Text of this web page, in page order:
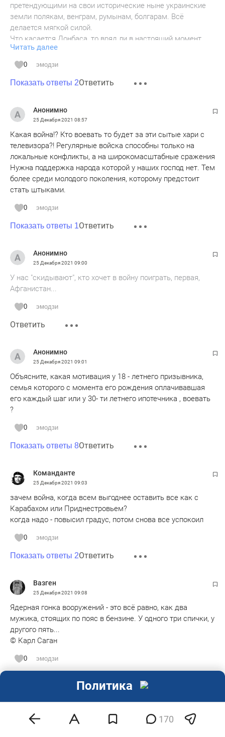
претендующими на свои исторические ныне украинские
земли полякам, венграм, румынам, болгарам. Всё
делается мягкой силой.
Что касается Донбаса, то вряд ли в настоящий момент
слабая, нищая, неполноценная кваззистрана Украина
решится на силовое вторжение. Во-первых они поняли, что
Россия давно обозначила, что в случае вторжения на
Читать далее
0 эмодзи
Показать ответы 2Ответить
Анонимно
25 Декабря 2021 08:57
Какая война!? Кто воевать то будет за эти сытые хари с
телевизора?! Регулярные войска способны только на
локальные конфликты, а на широкомасштабные сражения
Нужна поддержка народа которой у наших господ нет. Тем
более среди молодого поколения, которому предстоит
стать штыками.
0 эмодзи
Показать ответы 1Ответить
Анонимно
25 Декабря 2021 09:00
У нас "скидывают", кто хочет в войну поиграть, первая,
Афганистан...
0 эмодзи
Ответить
Анонимно
25 Декабря 2021 09:01
Объясните, какая мотивация у 18 - летнего призывника,
семья которого с момента его рождения оплачивавшая
его каждый шаг или у 30- ти летнего ипотечника , воевать
?
0 эмодзи
Показать ответы 8Ответить
Команданте
25 Декабря 2021 09:03
зачем война, когда всем выгоднее оставить все как с
Карабахом или Приднестровьем?
когда надо - повысил градус, потом снова все успокоил
0 эмодзи
Показать ответы 2Ответить
Вазген
25 Декабря 2021 09:08
Ядерная гонка вооружений - это всё равно, как два
мужика, стоящих по пояс в бензине. У одного три спички, у
другого пять...
© Карл Саган
0 эмодзи
Анонимно
25 Декабря 202109:13
170
Политика